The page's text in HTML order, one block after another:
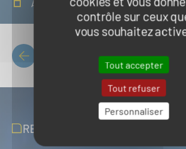
contrôle sur ceux
vous souhaitez
Tout accepter
Tout refuser
Personnaliser
Autofinancement, financement privé
PAGINATION
Liste des projets
RECEVOIR NOS ACTUALITÉS